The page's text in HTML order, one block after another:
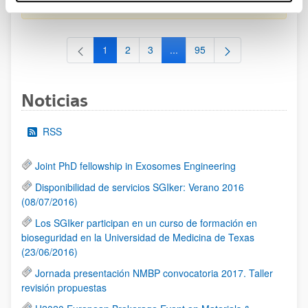
al 30/07/2026 (ambos incluídos)
Página
1 Página
2 Página
3 ...Páginas intermedias Use TAB
Página
95
Noticias
RSS
Joint PhD fellowship in Exosomes Engineering
Disponibilidad de servicios SGIker: Verano 2016
(08/07/2016)
Los SGIker participan en un curso de formación en
bioseguridad en la Universidad de Medicina de Texas
(23/06/2016)
Jornada presentación NMBP convocatoria 2017. Taller
revisión propuestas